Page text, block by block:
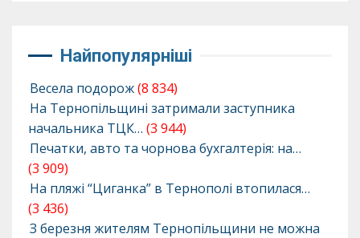
Найпопулярніші
Весела подорож(8 834)
На Тернопільщині затримали заступника
начальника ТЦК… (3 944)
Печатки, авто та чорнова бухгалтерія: на…
(3 909)
На пляжі “Циганка” в Тернополі втопилася…
(3 436)
З березня жителям Тернопільщини не можна